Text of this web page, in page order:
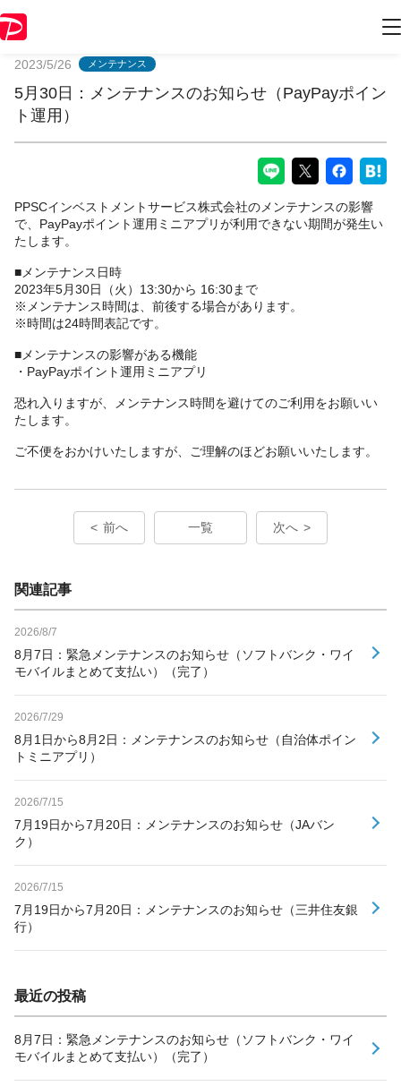
2023/5/26 メンテナンス
5月30日：メンテナンスのお知らせ（PayPayポイン
ト運用）
PPSCインベストメントサービス株式会社のメンテナンスの影響
で、PayPayポイント運用ミニアプリが利用できない期間が発生い
たします。
■メンテナンス日時
2023年5月30日（火）13:30から 16:30まで
※メンテナンス時間は、前後する場合があります。
※時間は24時間表記です。
■メンテナンスの影響がある機能
・PayPayポイント運用ミニアプリ
恐れ入りますが、メンテナンス時間を避けてのご利用をお願いい
たします。
ご不便をおかけいたしますが、ご理解のほどお願いいたします。
前へ 一覧 次へ
関連記事
2026/8/7
8月7日：緊急メンテナンスのお知らせ（ソフトバンク・ワイ
モバイルまとめて支払い）（完了）
2026/7/29
8月1日から8月2日：メンテナンスのお知らせ（自治体ポイン
トミニアプリ）
2026/7/15
7月19日から7月20日：メンテナンスのお知らせ（JAバン
ク）
2026/7/15
7月19日から7月20日：メンテナンスのお知らせ（三井住友銀
行）
最近の投稿
8月7日：緊急メンテナンスのお知らせ（ソフトバンク・ワイ
モバイルまとめて支払い）（完了）